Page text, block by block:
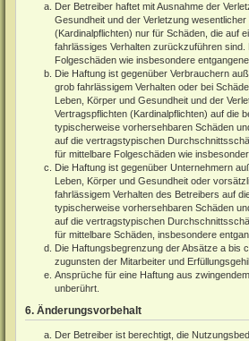
Der Betreiber haftet mit Ausnahme der
Gesundheit und der Verletzung
(Kardinalpflichten) nur für Schäden, die auf
fahrlässiges Verhalten zurückzuführen sind.
Folgeschäden wie insbesondere
Die Haftung ist gegenüber Verbrauchern
grob fahrlässigem Verhalten oder bei
Leben, Körper und Gesundheit und der
Vertragspflichten (Kardinalpflichten) auf die
typischerweise vorhersehbaren Schäden
auf die vertragstypischen
für mittelbare Folgeschäden wie
Die Haftung ist gegenüber Unternehmern
Leben, Körper und Gesundheit oder
fahrlässigem Verhalten des Betreibers auf
typischerweise vorhersehbaren Schäden
auf die vertragstypischen
für mittelbare Schäden, insbesondere
Die Haftungsbegrenzung der Absätze a bis
zugunsten der Mitarbeiter und
Ansprüche für eine Haftung aus
unberührt.
6. Änderungsvorbehalt
Der Betreiber ist berechtigt, die